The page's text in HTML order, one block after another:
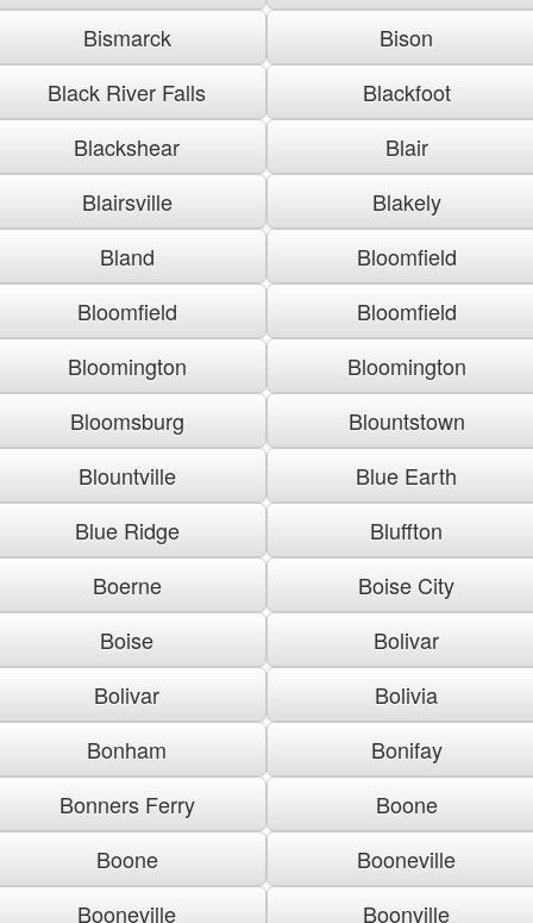
Bismarck
Bison
Black River Falls
Blackfoot
Blackshear
Blair
Blairsville
Blakely
Bland
Bloomfield
Bloomfield
Bloomfield
Bloomington
Bloomington
Bloomsburg
Blountstown
Blountville
Blue Earth
Blue Ridge
Bluffton
Boerne
Boise City
Boise
Bolivar
Bolivar
Bolivia
Bonham
Bonifay
Bonners Ferry
Boone
Boone
Booneville
Booneville
Boonville